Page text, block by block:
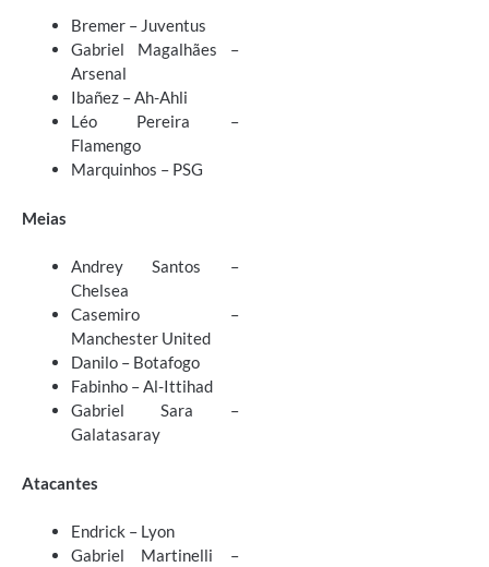
Bremer – Juventus
Gabriel Magalhães –
Arsenal
Ibañez – Ah-Ahli
Léo Pereira –
Flamengo
Marquinhos – PSG
Meias
Andrey Santos –
Chelsea
Casemiro –
Manchester United
Danilo – Botafogo
Fabinho – Al-Ittihad
Gabriel Sara –
Galatasaray
Atacantes
Endrick – Lyon
Gabriel Martinelli –